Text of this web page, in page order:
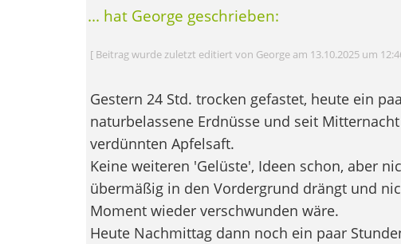
... hat George geschrieben:
[ Beitrag wurde zuletzt editiert von George am 13.10.2025 um
Gestern 24 Std. trocken gefastet, heute ein
naturbelassene Erdnüsse und seit Mitternacht
verdünnten Apfelsaft.
Keine weiteren 'Gelüste', Ideen schon, aber
übermäßig in den Vordergrund drängt und
Moment wieder verschwunden wäre.
Heute Nachmittag dann noch ein paar